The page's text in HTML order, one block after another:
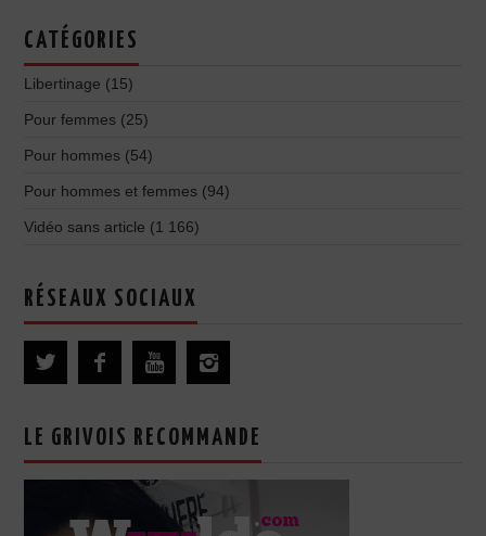
CATÉGORIES
Libertinage (15)
Pour femmes (25)
Pour hommes (54)
Pour hommes et femmes (94)
Vidéo sans article (1 166)
RÉSEAUX SOCIAUX
LE GRIVOIS RECOMMANDE